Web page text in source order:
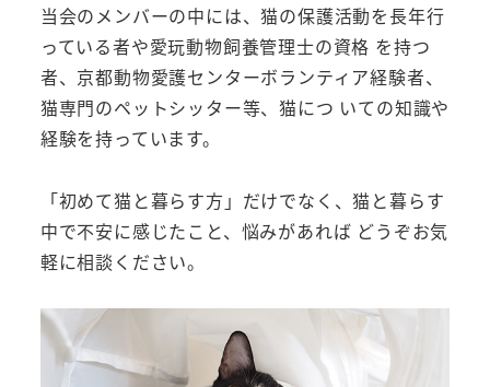
当会のメンバーの中には、猫の保護活動を長年行
っている者や愛玩動物飼養管理士の資格 を持つ
者、京都動物愛護センターボランティア経験者、
猫専門のペットシッター等、猫につ いての知識や
経験を持っています。
「初めて猫と暮らす方」だけでなく、猫と暮らす
中で不安に感じたこと、悩みがあれば どうぞお気
軽に相談ください。